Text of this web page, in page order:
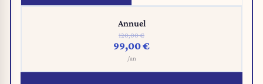
Annuel
120,00 €
99,00 €
/an